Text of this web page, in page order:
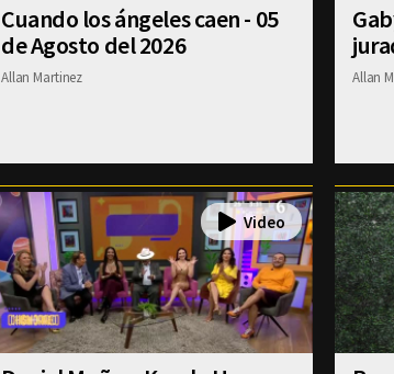
Cuando los ángeles caen - 05
de Agosto del 2026
Allan Martinez Allan